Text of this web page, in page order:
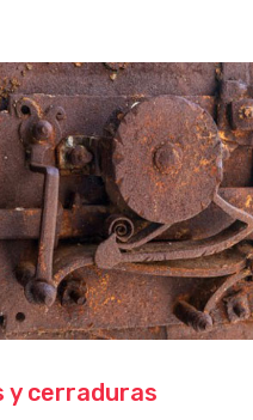
y cerraduras